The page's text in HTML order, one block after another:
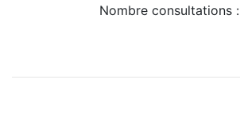
Nombre consultations :